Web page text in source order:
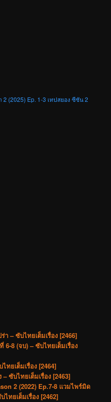
2 (2025) Ep. 1-3 เทปสยอง ซีซัน 2
า – ซับไทยเต็มเรื่อง [2466]
6-8 (จบ) – ซับไทยเต็มเรื่อง
ทยเต็มเรื่อง [2464]
ซับไทยเต็มเรื่อง [2463]
2 (2022) Ep.7-8 แวมไพร์มิด
ทยเต็มเรื่อง [2462]